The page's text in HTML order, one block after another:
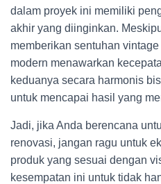
dalam proyek ini memiliki
akhir yang diinginkan.
memberikan sentuhan
modern menawarkan
keduanya secara harmonis
untuk mencapai hasil yang
Jadi, jika Anda berencana
renovasi, jangan ragu untuk
produk yang sesuai dengan
kesempatan ini untuk tidak